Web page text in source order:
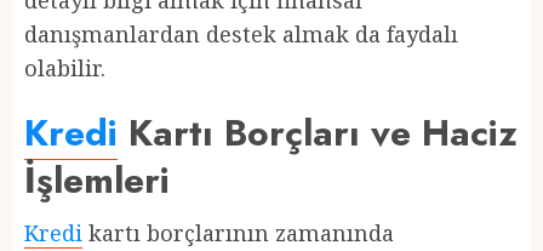
danışmanlardan destek almak da faydalı
olabilir.
Kredi Kartı Borçları ve Haciz
İşlemleri
Kredi kartı borçlarının zamanında